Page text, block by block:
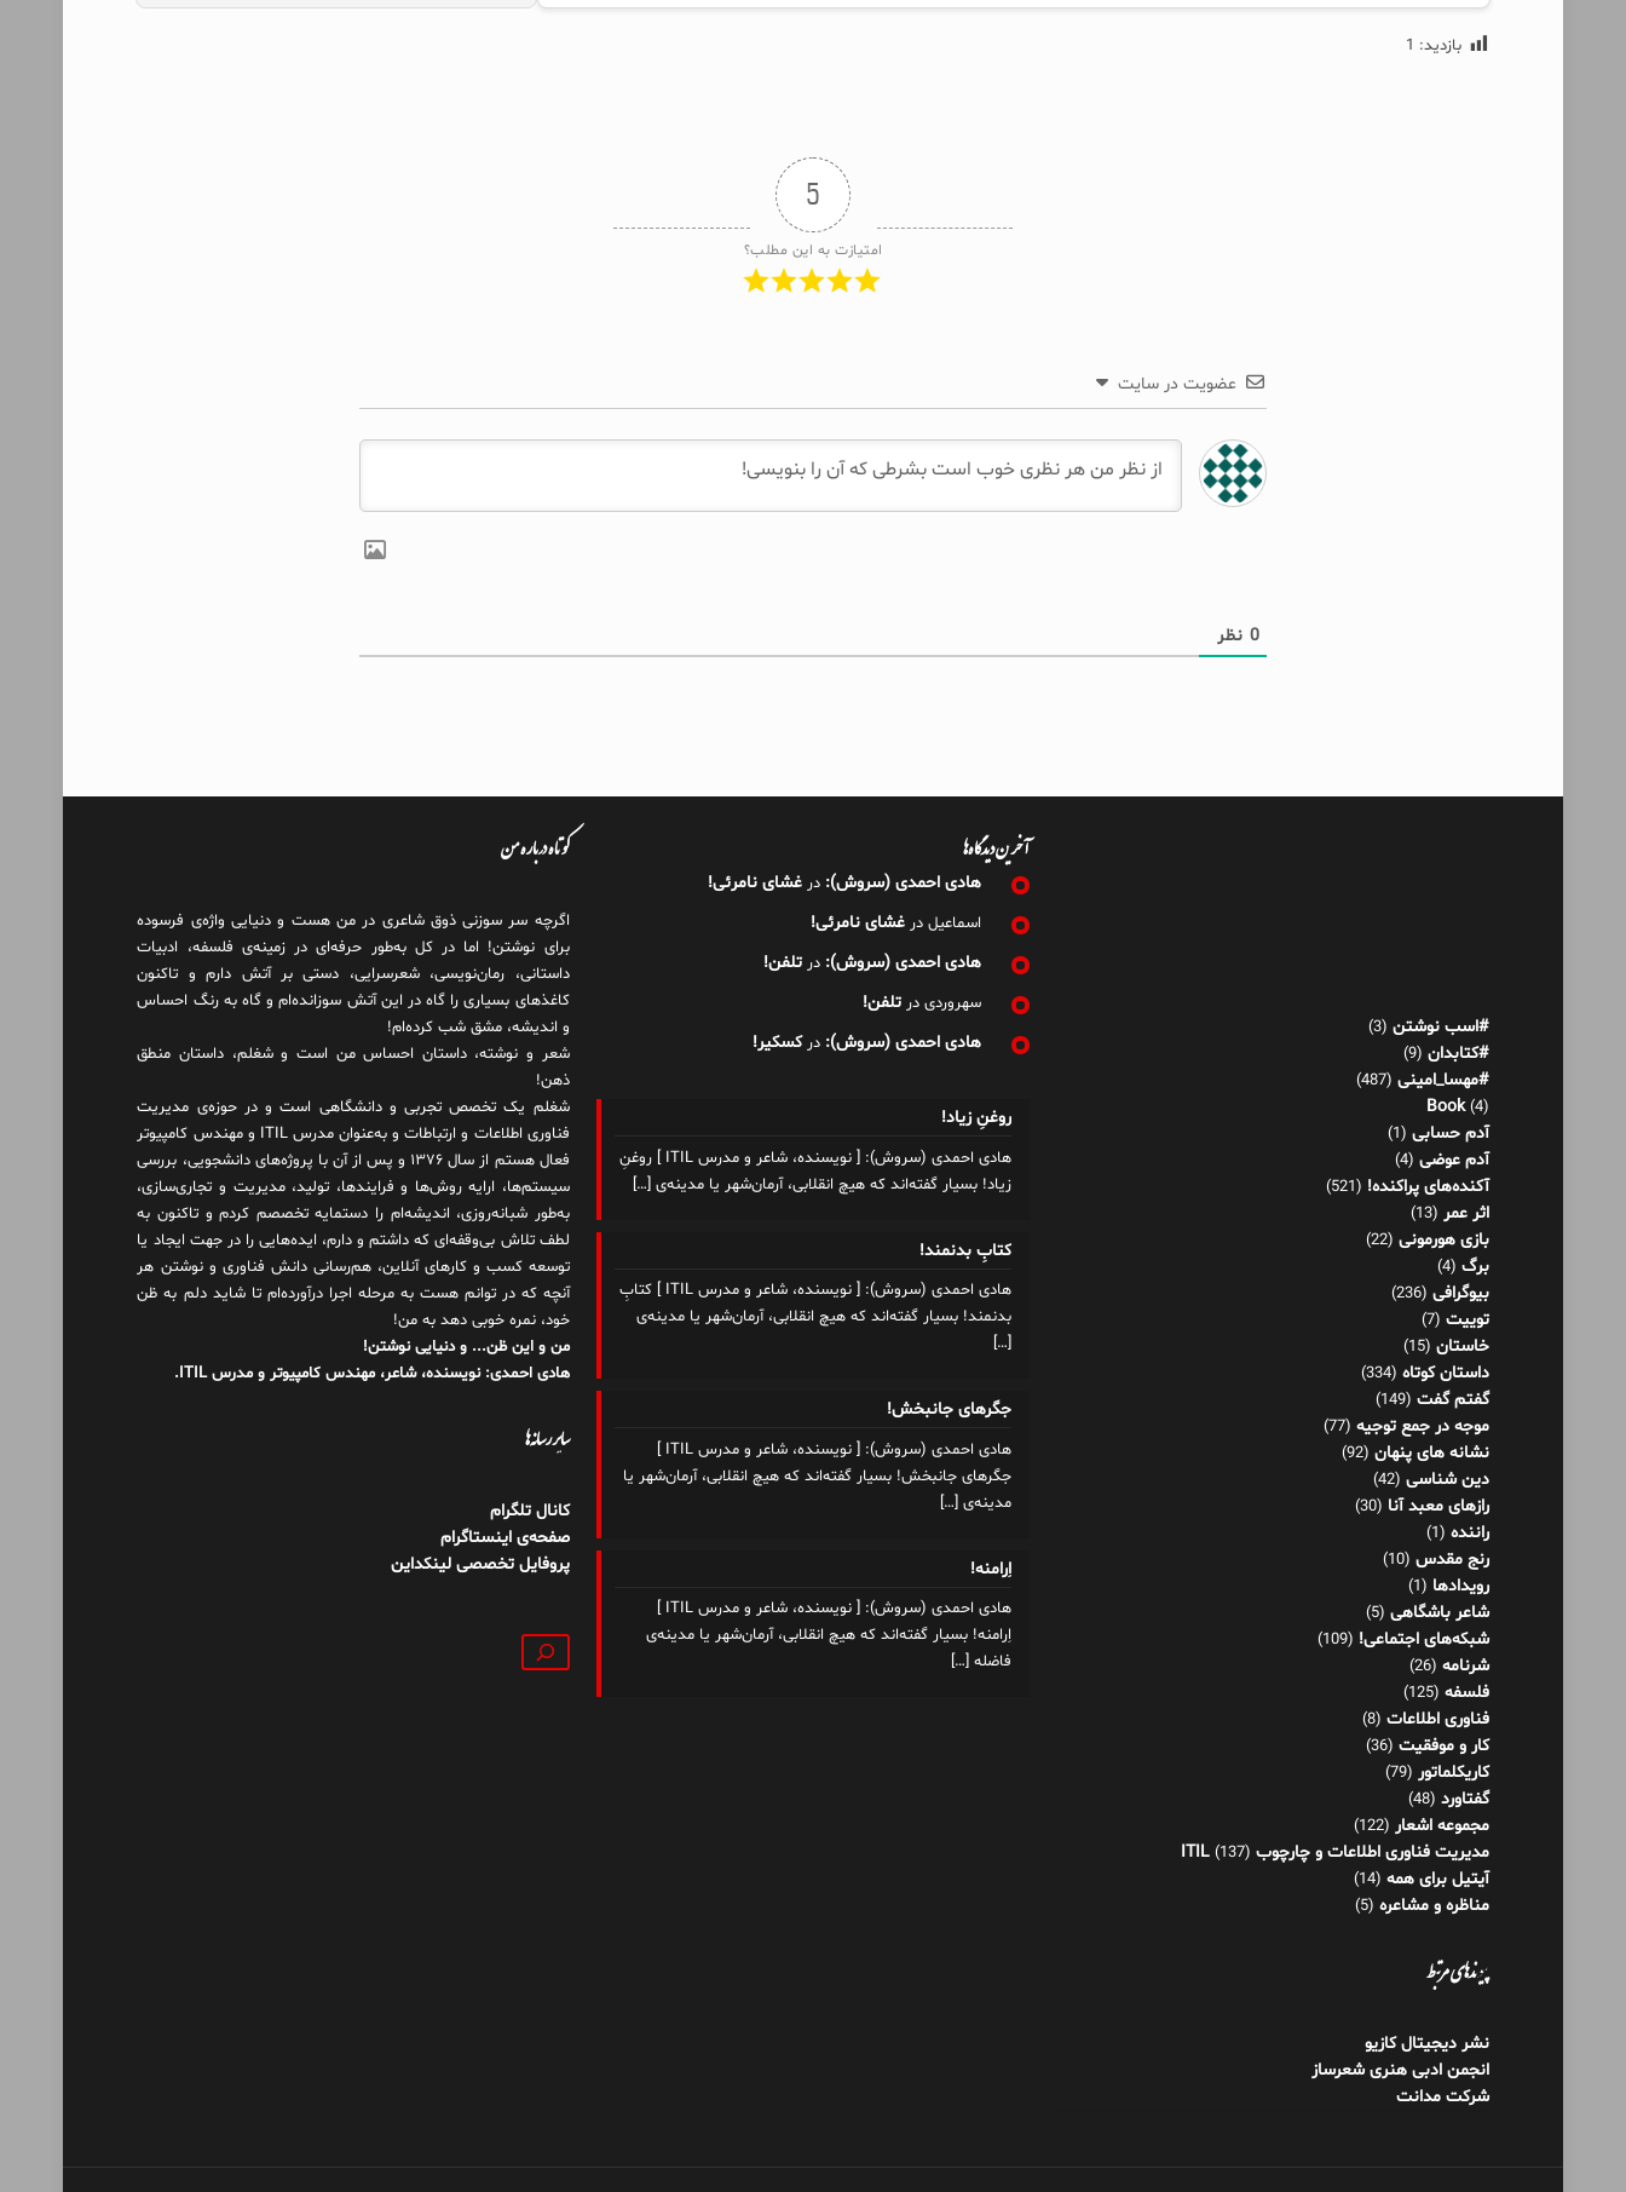
بازدید: 1
5
امتیازت به این مطلب؟
عضویت در سایت
0نظر
آکنده‌های پراکنده!
اثر عمر(13)
بازی هورمونی(22)
برگ(4)
بیوگرافی(236)
توییت(7)
خاستان(15)
داستان کوتاه
گفتم گفت(149)
موجه در جمع توجیه
نشانه های پنهان
دین شناسی
رازهای معبد آنا
راننده(1)
رنج مقدس (10)
رویدادها (1)
شاعر باشگاهی(5)
شبکه‌های اجتماعی!
شرنامه(26)
فلسفه(125)
فناوری اطلاعات(8)
کار و موفقیت
کاریکلماتور(79)
گفتاورد(48)
مجموعه اشعار
مدیریت فناوری اطلاعات و چارچوب ITIL
آیتیل برای همه (14)
مناظره و مشاعره(5)
پیوندهای مرتبط
نشر دیجیتال کازیو
انجمن ادبی هنری شعرساز
آخرین دیدگاه‌ها
هادی احمدی (سروش): درغشای نامرئی!
اسماعیل درغشای نامرئی!
هادی احمدی (سروش): درتلفن!
سهروردی درتلفن!
هادی احمدی (سروش): درکسکیر!
روغنِ زیاد!
هادی احمدی (سروش): [ نویسنده، شاعر و مدرس ITIL ] روغنِ
زیاد! بسیار گفته‌اند که هیچ انقلابی، آرمان‌شهر یا مدینه‌ی […]
کتابِ بدنمند!
هادی احمدی (سروش): [ نویسنده، شاعر و مدرس ITIL ] کتابِ
بدنمند! بسیار گفته‌اند که هیچ انقلابی، آرمان‌شهر یا مدینه‌ی
[…]
جگرهای جانبخش!
هادی احمدی (سروش): [ نویسنده، شاعر و مدرس ITIL ]
جگرهای جانبخش! بسیار گفته‌اند که هیچ انقلابی، آرمان‌شهر یا
مدینه‌ی […]
اِرامنه!
هادی احمدی (سروش): [ نویسنده، شاعر و مدرس ITIL ]
اِرامنه! بسیار گفته‌اند که هیچ انقلابی، آرمان‌شهر یا مدینه‌ی
فاضله […]
کوتاه درباره من
اگرچه سر سوزنی ذوق شاعری در من هست و دنیایی واژه‌‌ی فرسوده
برای نوشتن! اما در کل به‌طور حرفه‌ای در زمینه‌ی فلسفه، ادبیات
داستانی، رمان‌نویسی، شعرسرایی، دستی بر آتش دارم و تاکنون
کاغذهای بسیاری را گاه در این آتش سوزانده‌ام و گاه به رنگ احساس
و اندیشه، مشق شب کرده‌ام!
شعر و نوشته، داستان احساس من است و شغلم، داستان منطق
ذهن!
شغلم یک تخصص تجربی و دانشگاهی است و در حوزه‌ی مدیریت
فناوری اطلاعات و ارتباطات و به‌عنوان مدرس ITIL و مهندس کامپیوتر
فعال هستم از سال ۱۳۷۶ و پس از آن با پروژه‌های دانشجویی، بررسی
سیستم‌ها، ارایه روش‌ها و فرایندها، تولید، مدیریت و تجاری‌سازی،
به‌طور شبانه‌روزی، اندیشه‌ام را دستمایه تخصصم کردم و تاکنون به
لطف تلاش بی‌وقفه‌ای که داشتم و دارم، اید‌ه‌هایی را در جهت ایجاد یا
توسعه کسب و کارهای آنلاین، هم‌رسانی دانش فناوری و نوشتن هر
آنچه که در توانم هست به مرحله اجرا درآورده‌ام تا شاید دلم به ظن
خود، نمره خوبی دهد به من!
من و این ظن... و دنیایی نوشتن!
هادی احمدی: نویسنده، شاعر، مهندس کامپیوتر و مدرس ITIL.
سایر رسانه‌ها
کانال تلگرام
صفحه‌ی اینستاگرام
پروفایل تخصصی لینکداین
جستجو